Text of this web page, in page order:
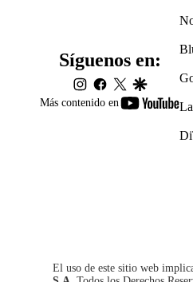
Más contenido en
Síguenos en:
instagram
facebook
twittergoogle
El uso de este sitio web